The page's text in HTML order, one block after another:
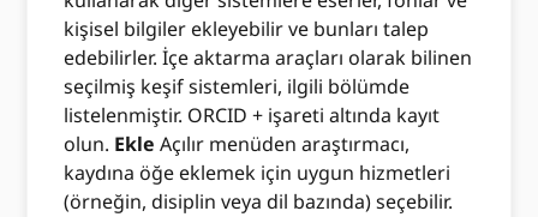
kişisel bilgiler ekleyebilir ve bunları talep
edebilirler. İçe aktarma araçları olarak bilinen
seçilmiş keşif sistemleri, ilgili bölümde
listelenmiştir. ORCID + işareti altında kayıt
olun. EkleAçılır menüden araştırmacı,
kaydına öğe eklemek için uygun hizmetleri
(örneğin, disiplin veya dil bazında) seçebilir.